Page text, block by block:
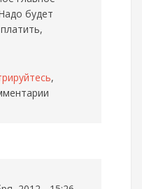
будет
,